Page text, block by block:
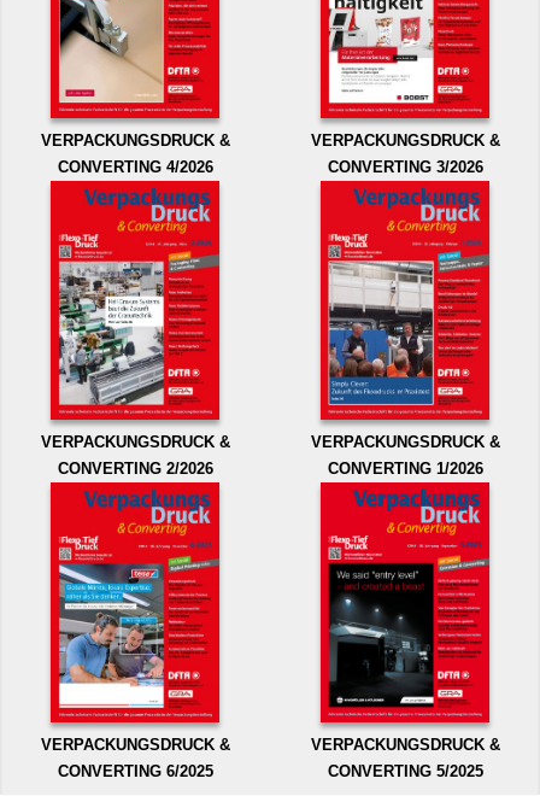
VERPACKUNGSDRUCK &
CONVERTING 4/2026
VERPACKUNGSDRUCK &
CONVERTING 3/2026
VERPACKUNGSDRUCK &
CONVERTING 2/2026
VERPACKUNGSDRUCK &
CONVERTING 1/2026
VERPACKUNGSDRUCK &
CONVERTING 6/2025
VERPACKUNGSDRUCK &
CONVERTING 5/2025